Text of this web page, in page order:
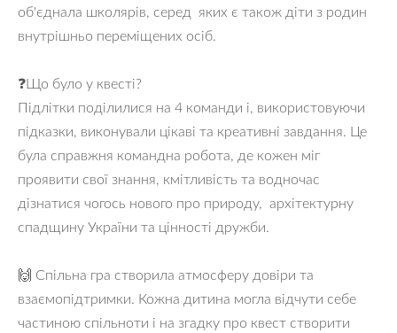
об'єднала школярів, серед яких є також діти з родин
внутрішньо переміщених осіб.
❓Що було у квесті?
Підлітки поділилися на 4 команди і, використовуючи
підказки, виконували цікаві та креативні завдання. Це
була справжня командна робота, де кожен міг
проявити свої знання, кмітливість та водночас
дізнатися чогось нового про природу, архітектурну
спадщину України та цінності дружби.
🙌 Спільна гра створила атмосферу довіри та
взаємопідтримки. Кожна дитина могла відчути себе
частиною спільноти і на згадку про квест створити